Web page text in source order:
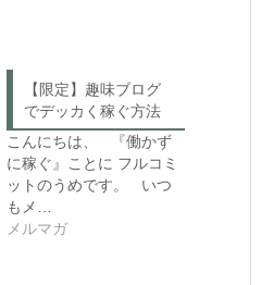
【限定】趣味ブログ
でデッカく稼ぐ方法
こんにちは、 『働かず
に稼ぐ』ことに フルコミ
ットのうめです。 いつ
もメ…
メルマガ